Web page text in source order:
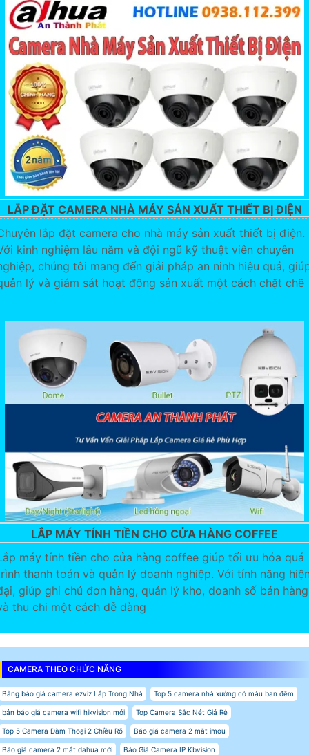
LẮP ĐẶT CAMERA NHÀ MÁY SẢN XUẤT THIẾT BỊ ĐIỆN
lắp đặt camera cho nhà máy sản xuất thiết bị điện.
kinh nghiệm lâu năm và đội ngũ kỹ thuật viên chuyên
chúng tôi mang đến giải pháp an ninh hiệu quả,
lý và giám sát hoạt động sản xuất một cách chặt chẽ
LẮP MÁY TÍNH TIỀN CHO CỬA HÀNG COFFEE
máy tính tiền cho cửa hàng coffee giúp tối ưu hóa quá
thanh toán và quản lý doanh nghiệp. Với tính năng
giúp ghi chú đơn hàng, quản lý kho, doanh số bán hàng
thu chi một cách dễ dàng
CAMERA THEO CHỨC NĂNG
Bảng báo giá camera ezviz Lắp Trong Nhà Top 5 camera nhà xưởng có màu ban đêm
bản báo giá camera wifi hikvision mới Top Camera Sắc Nét Giá Rẻ
Top 5 Camera Đàm Thoại 2 Chiều Rõ Báo giá camera 2 mắt imou
Báo giá camera 2 mắt dahua mới Báo Giá Camera IP Kbvision